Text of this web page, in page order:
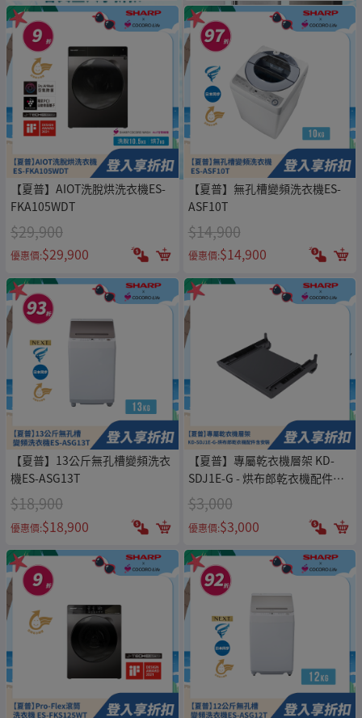
【夏普】AIOT洗脫烘洗衣機ES-
FKA105WDT
$29,900
優惠價:$29,900
【夏普】無孔槽變頻洗衣機ES-
ASF10T
$14,900
優惠價:$14,900
【夏普】13公斤無孔槽變頻洗衣
機ES-ASG13T
$18,900
優惠價:$18,900
【夏普】專屬乾衣機層架 KD-
SDJ1E-G - 烘布郎乾衣機配件含
安裝
$3,000
優惠價:$3,000